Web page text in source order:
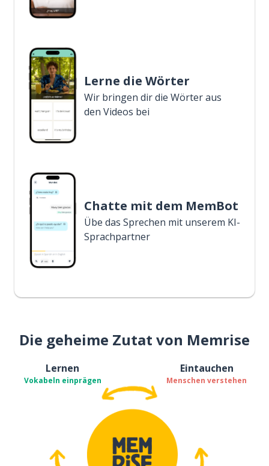
Lerne die Wörter
Wir bringen dir die Wörter aus
den Videos bei
Chatte mit dem MemBot
Übe das Sprechen mit unserem KI-
Sprachpartner
Die geheime Zutat von Memrise
Lernen
Vokabeln einprägen
Eintauchen
Menschen verstehen